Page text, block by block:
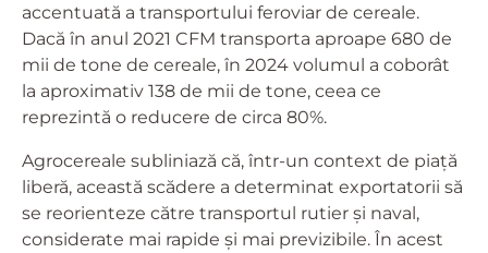
accentuată a transportului feroviar de cereale.
Dacă în anul 2021 CFM transporta aproape 680 de
mii de tone de cereale, în 2024 volumul a coborât
la aproximativ 138 de mii de tone, ceea ce
reprezintă o reducere de circa 80%.
Agrocereale subliniază că, într-un context de piață
liberă, această scădere a determinat exportatorii să
se reorienteze către transportul rutier și naval,
considerate mai rapide și mai previzibile. În acest